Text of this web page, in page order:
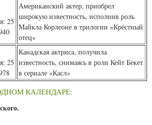
25
Американский актер, приобрел
широкую известность, исполнив роль
Майкла Корлеоне в трилогии «Крёстный
отец»
25
Канадская актриса, получила
известность, снимаясь в роли Кейт Бекет
в сериале «Касл»
КАЛЕНДАРЕ: